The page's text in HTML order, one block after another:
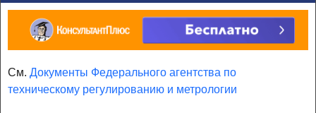
См. Документы Федерального агентства по
техническому регулированию и метрологии